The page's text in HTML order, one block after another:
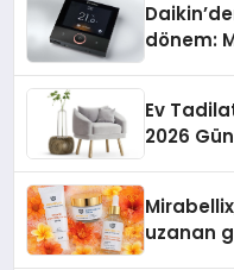
dönem:
Ev
2026
uzanan